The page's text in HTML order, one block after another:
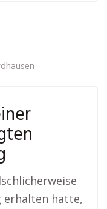
erhalten hatte,